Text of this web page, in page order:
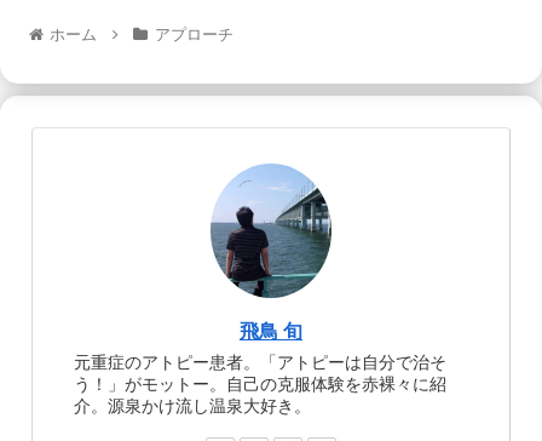
ホーム アプローチ
飛鳥 旬
元重症のアトピー患者。「アトピーは自分で治そ
う！」がモットー。自己の克服体験を赤裸々に紹
介。源泉かけ流し温泉大好き。